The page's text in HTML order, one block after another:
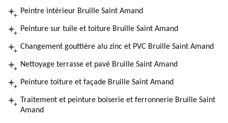
Peintre intérieur Bruille Saint Amand
Peinture sur tuile et toiture Bruille Saint Amand
Changement gouttière alu zinc et PVC Bruille Saint Amand
Nettoyage terrasse et pavé Bruille Saint Amand
Peinture toiture et façade Bruille Saint Amand
Traitement et peinture boiserie et ferronnerie Bruille Saint
Amand